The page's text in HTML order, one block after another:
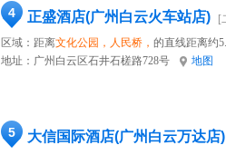
4 正盛酒店(广州白云火车站店)
[
区域：距离文化公园，人民桥， 的直线距离约
地址： 广州白云区石井石槎路728号 地图
5 大信国际酒店(广州白云万达店)